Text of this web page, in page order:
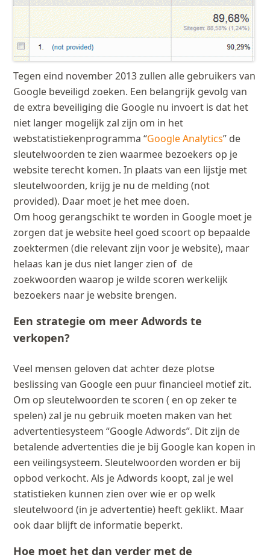
Tegen eind november 2013 zullen alle gebruikers van
Google beveiligd zoeken. Een belangrijk gevolg van
de extra beveiliging die Google nu invoert is dat het
niet langer mogelijk zal zijn om in het
webstatistiekenprogramma “Google Analytics” de
sleutelwoorden te zien waarmee bezoekers op je
website terecht komen. In plaats van een lijstje met
sleutelwoorden, krijg je nu de melding (not
provided). Daar moet je het mee doen.
Om hoog gerangschikt te worden in Google moet je
zorgen dat je website heel goed scoort op bepaalde
zoektermen (die relevant zijn voor je website), maar
helaas kan je dus niet langer zien of de
zoekwoorden waarop je wilde scoren werkelijk
bezoekers naar je website brengen.
Een strategie om meer Adwords te
verkopen?
Veel mensen geloven dat achter deze plotse
beslissing van Google een puur financieel motief zit.
Om op sleutelwoorden te scoren ( en op zeker te
spelen) zal je nu gebruik moeten maken van het
advertentiesysteem “Google Adwords”. Dit zijn de
betalende advertenties die je bij Google kan kopen in
een veilingsysteem. Sleutelwoorden worden er bij
opbod verkocht. Als je Adwords koopt, zal je wel
statistieken kunnen zien over wie er op welk
sleutelwoord (in je advertentie) heeft geklikt. Maar
ook daar blijft de informatie beperkt.
Hoe moet het dan verder met de